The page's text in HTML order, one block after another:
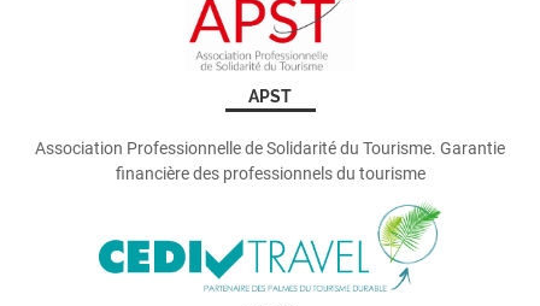
APST
Association Professionnelle de Solidarité du Tourisme. Garantie
financière des professionnels du tourisme